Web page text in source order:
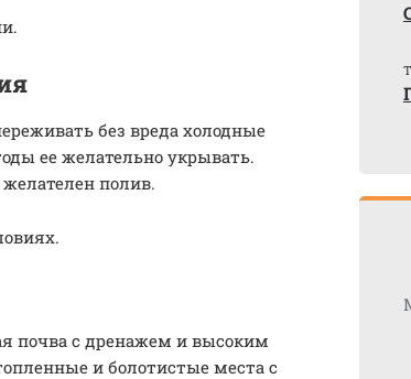
без вреда холодные
ее желательно укрывать.
полив.
почва с дренажем и высоким
и болотистые места с